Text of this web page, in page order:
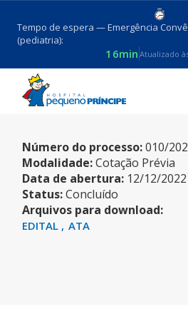
Tempo de espera — Emergência
(pediatria):
16min Atualizado
MANTA TÉRMICA
Número do processo:010/
Modalidade:Cotação Prévia
Data de abertura: 12/12/2022
Status:Concluído
Arquivos para download:
EDITAL ATA